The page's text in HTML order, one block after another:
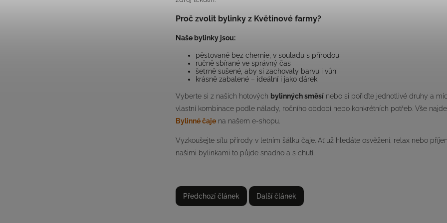
Proč zvolit bylinky z Květinové farmy?
Naše bylinky jsou:
pěstované bez chemie, v souladu s přírodou
ručně sbírané ve správný čas
šetrně sušené, aby si zachovaly barvu i vůni
krásně zabalené – ideální i jako dárek
Vyberte si z našich hotových bylinných směsí nebo si pořiďte jednotlivé druhy a
vlastní kombinace podle nálady, ročního období nebo konkrétních potřeb. Vše
Bylinné čaje na našem e-shopu.
Vyzkoušejte sílu přírody v letním šálku čaje. Ať už hledáte osvěžení, relax nebo
našimi bylinkami to půjde snadno a s chutí.
Předchozí článek Další článek